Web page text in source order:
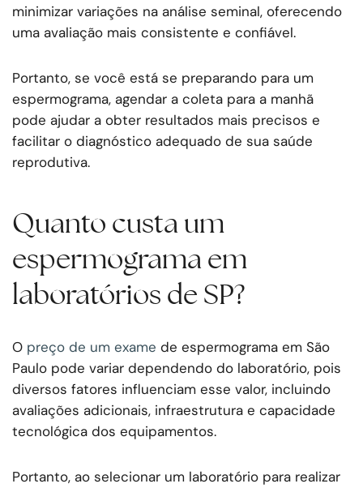
minimizar variações na análise seminal, oferecendo
uma avaliação mais consistente e confiável.
Portanto, se você está se preparando para um
espermograma, agendar a coleta para a manhã
pode ajudar a obter resultados mais precisos e
facilitar o diagnóstico adequado de sua saúde
reprodutiva.
Quanto custa um
espermograma em
laboratórios de SP?
O preço de um exame de espermograma em São
Paulo pode variar dependendo do laboratório, pois
diversos fatores influenciam esse valor, incluindo
avaliações adicionais, infraestrutura e capacidade
tecnológica dos equipamentos.
Portanto, ao selecionar um laboratório para realizar